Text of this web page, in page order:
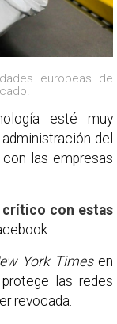
europeas de
esté muy
del
las empresas
crítico con estas
York Times en
las redes
revocada.